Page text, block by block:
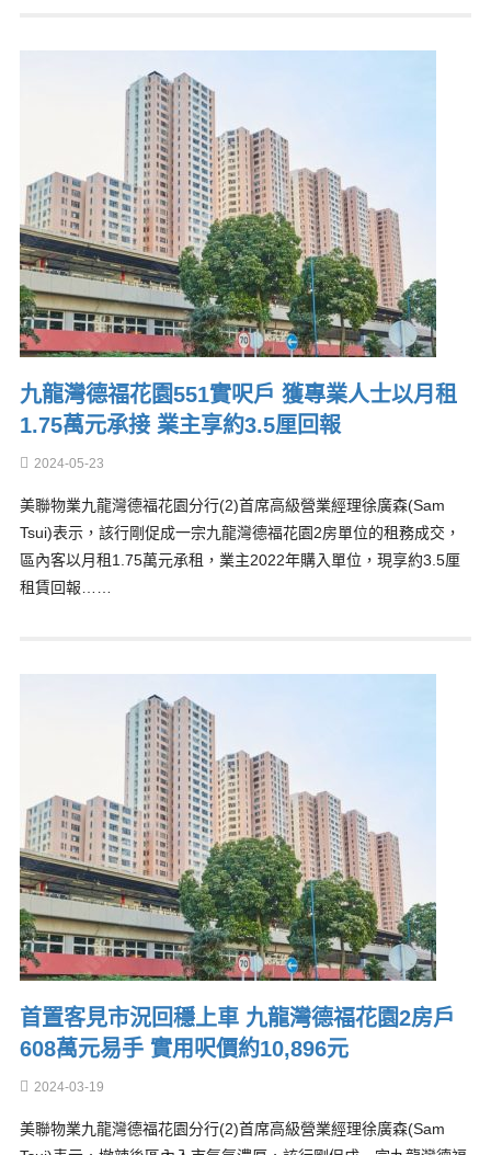
九龍灣德福花園551實呎戶 獲專業人士以月租
1.75萬元承接 業主享約3.5厘回報
2024-05-23
美聯物業九龍灣德福花園分行(2)首席高級營業經理徐廣森(Sam
Tsui)表示，該行剛促成一宗九龍灣德福花園2房單位的租務成交，
區內客以月租1.75萬元承租，業主2022年購入單位，現享約3.5厘
租賃回報……
首置客見市況回穩上車 九龍灣德福花園2房戶
608萬元易手 實用呎價約10,896元
2024-03-19
美聯物業九龍灣德福花園分行(2)首席高級營業經理徐廣森(Sam